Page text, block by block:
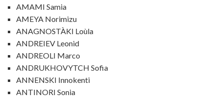
AMAMI Samia
AMEYA Norimizu
ANAGNOSTÀKI Loùla
ANDREIEV Leonid
ANDREOLI Marco
ANDRUKHOVYTCH Sofia
ANNENSKI Innokenti
ANTINORI Sonia